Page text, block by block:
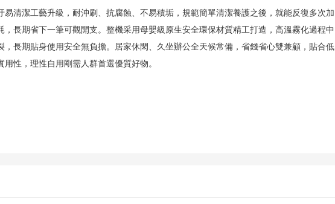
清潔工藝升級，耐沖刷、抗腐蝕、不易積垢，規範簡單清潔養護之後，就能反復多次加
長期省下一筆可觀開支。整機采用母嬰級原生安全環保材質精工打造，高溫霧化過程中
長期貼身使用安全無負擔。居家休閑、久坐辦公全天候常備，省錢省心雙兼顧，貼合低
性，理性自用剛需人群首選優質好物。